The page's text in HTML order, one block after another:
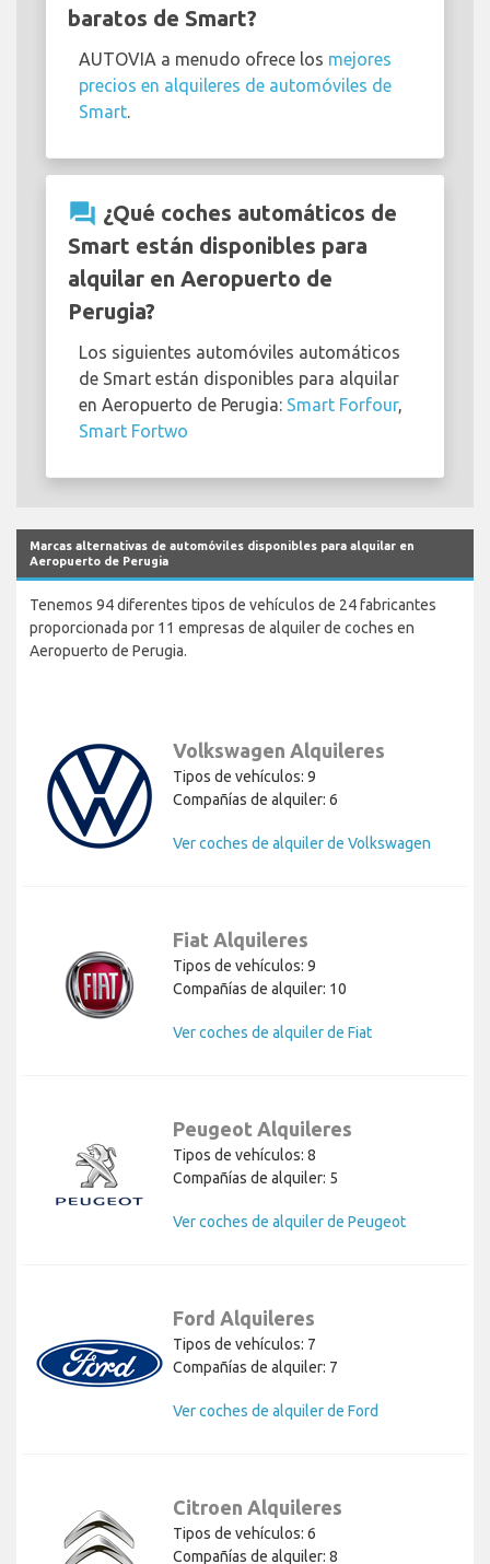
baratos de Smart?
AUTOVIA a menudo ofrece los mejores
precios en alquileres de automóviles de
Smart
question_answer ¿Qué coches automáticos de
Smart están disponibles para
alquilar en Aeropuerto de
Perugia?
Los siguientes automóviles automáticos
de Smart están disponibles para alquilar
en Aeropuerto de Perugia: Smart Forfour,
Smart Fortwo
Marcas alternativas de automóviles disponibles para alquilar en
Aeropuerto de Perugia
Tenemos 94 diferentes tipos de vehículos de 24 fabricantes
proporcionada por 11 empresas de alquiler de coches en
Aeropuerto de Perugia.
Volkswagen Alquileres
Tipos de vehículos: 9
Compañías de alquiler: 6
Ver coches de alquiler de Volkswagen
Fiat Alquileres
Tipos de vehículos: 9
Compañías de alquiler: 10
Ver coches de alquiler de Fiat
Peugeot Alquileres
Tipos de vehículos: 8
Compañías de alquiler: 5
Ver coches de alquiler de Peugeot
Ford Alquileres
Tipos de vehículos: 7
Compañías de alquiler: 7
Ver coches de alquiler de Ford
Citroen Alquileres
Tipos de vehículos: 6
Compañías de alquiler: 8